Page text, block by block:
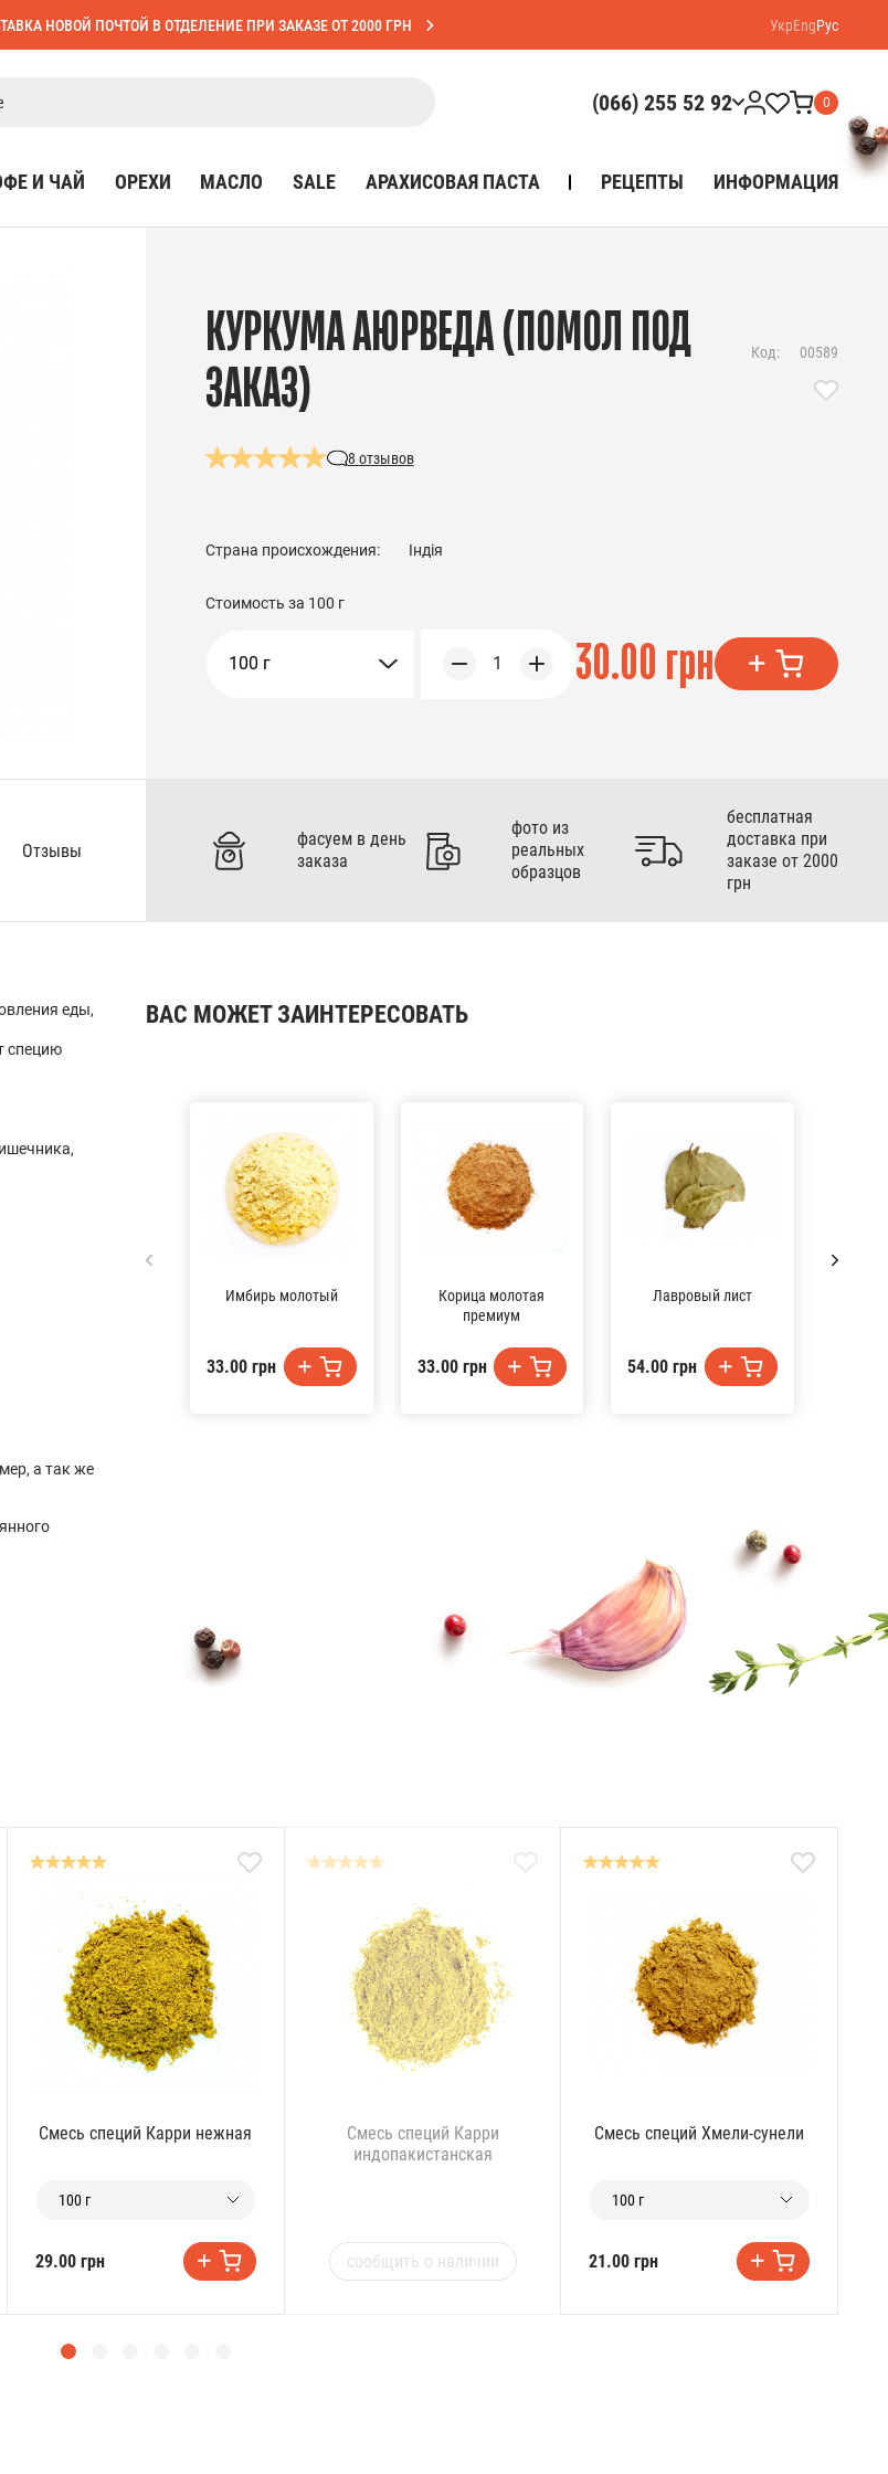
НОВОЙ ПОЧТОЙ В ОТДЕЛЕНИЕ ПРИ ЗАКАЗЕ ОТ 2000 ГРН УкрEngРус
(066) 255 52 92 0
И ЧАЙ ОРЕХИ МАСЛО SALE АРАХИСОВАЯ ПАСТА РЕЦЕПТЫ ИНФОРМАЦИЯ
КУРКУМА АЮРВЕДА (ПОМОЛ ПОД
ЗАКАЗ)
8 отзывов
Код: 00589
Страна происхождения: Індія
Стоимость за 100 г
100 г 1 30.00 грн
Отзывы
фасуем в день
заказа
фото из
реальных
образцов
бесплатная
доставка при
заказе от 2000
грн
еды,
специю
а так же
ВАС МОЖЕТ ЗАИНТЕРЕСОВАТЬ
Имбирь молотый
33.00 грн
Корица молотая
премиум
33.00 грн
Лавровый лист
54.00 грн
Смесь специй Карри нежная
100 г
29.00 грн
Смесь специй Карри
индопакистанская
сообщить о наличии
Смесь специй Хмели-сунели
100 г
21.00 грн